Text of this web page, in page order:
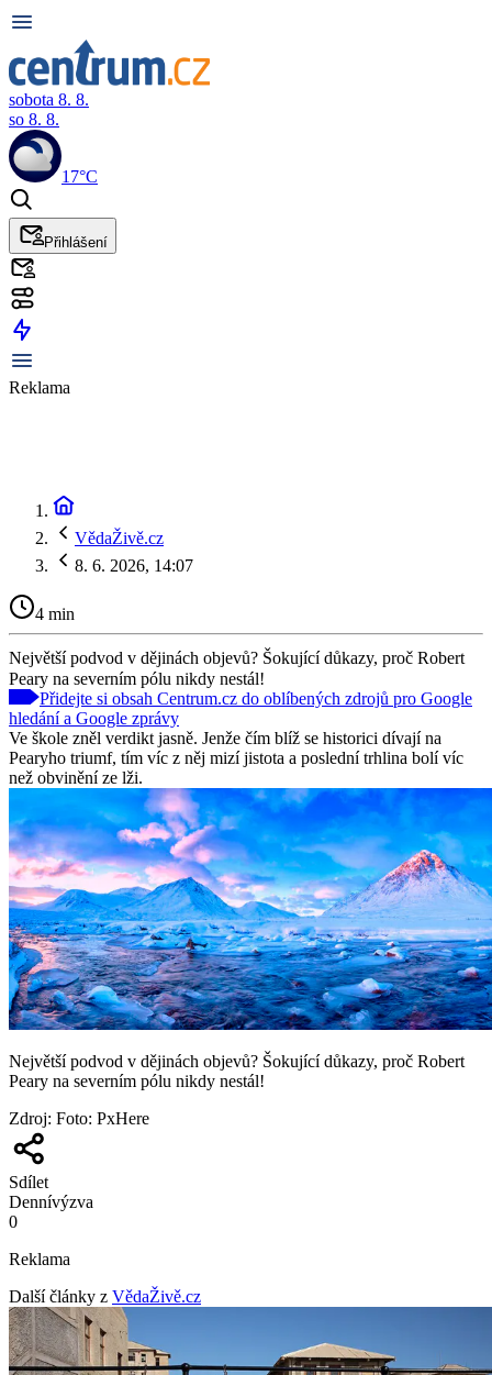
sobota 8. 8.
so 8. 8.
17°C
Přihlášení
Reklama
VědaŽivě.cz
8. 6. 2026, 14:07
4 min
Největší podvod v dějinách objevů? Šokující důkazy, proč Robert
Peary na severním pólu nikdy nestál!
Přidejte si obsah Centrum.cz do oblíbených zdrojů pro Google
hledání a Google zprávy
Ve škole zněl verdikt jasně. Jenže čím blíž se historici dívají na
Pearyho triumf, tím víc z něj mizí jistota a poslední trhlina bolí víc
než obvinění ze lži.
Největší podvod v dějinách objevů? Šokující důkazy, proč Robert
Peary na severním pólu nikdy nestál!
Zdroj: Foto: PxHere
Sdílet
Dennívýzva
0
Reklama
Další články z VědaŽivě.cz